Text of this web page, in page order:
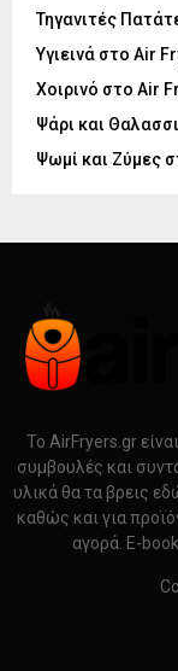
Τηγανιτές
Υγιεινά στο Air
Χοιρινό στο Air
Ψάρι και
Ψωμί και Ζύμες
Το AirFryers.gr
συμβουλές και
υλικά θα τα βρεις
καθώς και για
αγορά. E-